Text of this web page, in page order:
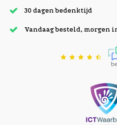
30 dagen bedenktijd
Vandaag besteld, morgen